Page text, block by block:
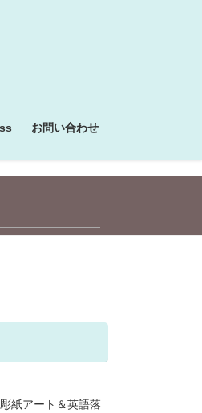
お問い合わせ
紙アート＆英語落